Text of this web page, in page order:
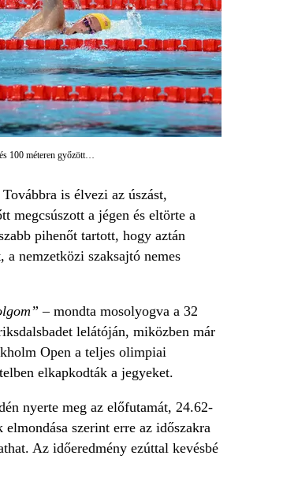
100 méteren győzött…
is élvezi az úszást,
megcsúszott a jégen és eltörte a
pihenőt tartott, hogy aztán
nemzetközi szaksajtó nemes
– mondta mosolyogva a 32
lelátóján, miközben már
Open a teljes olimpiai
elkapkodták a jegyeket.
nyerte meg az előfutamát, 24.62-
szerint erre az időszakra
Az időeredmény ezúttal kevésbé